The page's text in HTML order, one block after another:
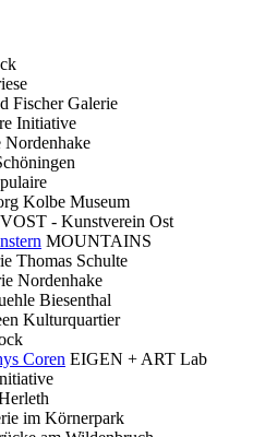
Fischer Galerie
Initiative
Nordenhake
Kolbe Museum
- Kunstverein Ost
MOUNTAINS
Thomas Schulte
Nordenhake
Biesenthal
Kulturquartier
Coren EIGEN + ART Lab
im Körnerpark